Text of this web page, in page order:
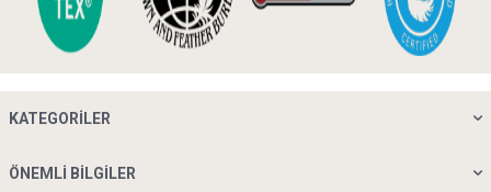
KATEGORILER
ÖNEMLI BILGILER